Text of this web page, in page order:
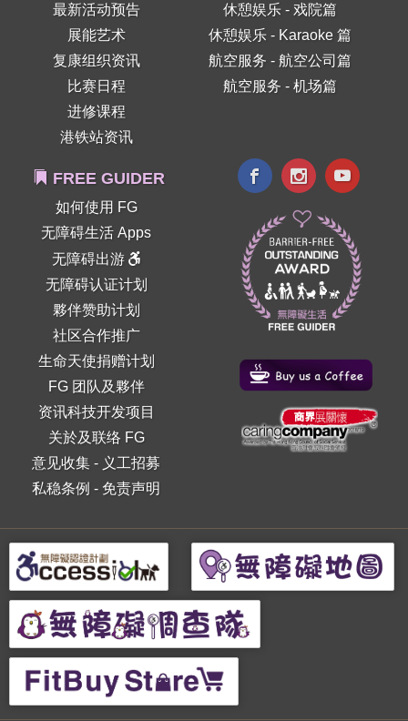
最新活动预告
展能艺术
复康组织资讯
比赛日程
进修课程
港铁站资讯
休憩娱乐 - 戏院篇
休憩娱乐 - Karaoke 篇
航空服务 - 航空公司篇
航空服务 - 机场篇
FREE GUIDER
如何使用 FG
无障碍生活 Apps
无障碍出游
无障碍认证计划
夥伴赞助计划
社区合作推广
生命天使捐赠计划
FG 团队及夥伴
资讯科技开发项目
关於及联络 FG
意见收集 - 义工招募
私稳条例 - 免责声明